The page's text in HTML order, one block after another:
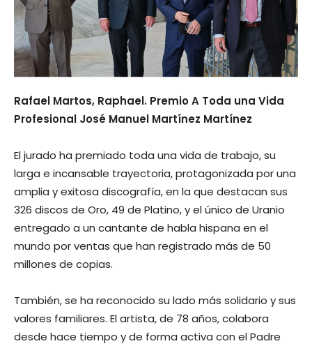
Rafael Martos, Raphael. Premio A Toda una Vida
Profesional José Manuel Martínez Martínez
El jurado ha premiado toda una vida de trabajo, su
larga e incansable trayectoria, protagonizada por una
amplia y exitosa discografía, en la que destacan sus
326 discos de Oro, 49 de Platino, y el único de Uranio
entregado a un cantante de habla hispana en el
mundo por ventas que han registrado más de 50
millones de copias.
También, se ha reconocido su lado más solidario y sus
valores familiares. El artista, de 78 años, colabora
desde hace tiempo y de forma activa con el Padre